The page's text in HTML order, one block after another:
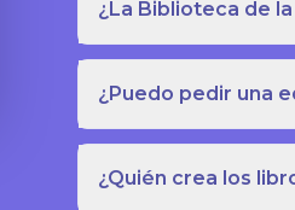
¿La Biblioteca de
¿Puedo pedir una
¿Quién crea los